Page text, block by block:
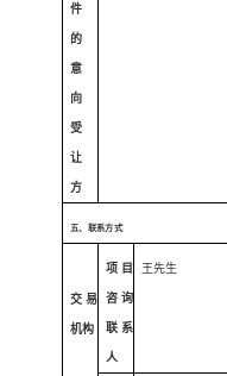
件
的
意
向
受
让
方
五、联系方式
交易
机构
项目
咨询
联系
人
王先生